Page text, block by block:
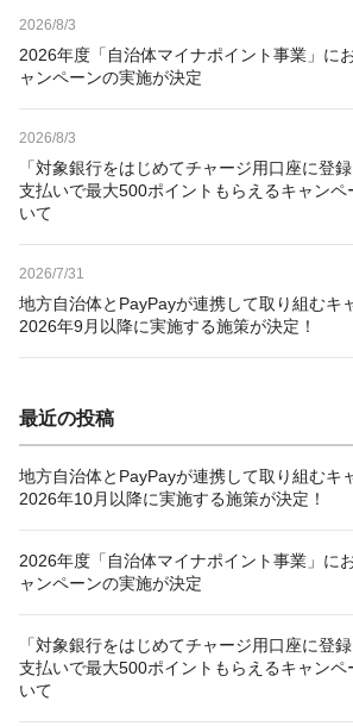
2026/8/3
2026年度「自治体マイナポイント事業」に
ャンペーンの実施が決定
2026/8/3
「対象銀行をはじめてチャージ用口座に登
支払いで最大500ポイントもらえるキャンペ
いて
2026/7/31
地方自治体とPayPayが連携して取り組むキ
2026年9月以降に実施する施策が決定！
最近の投稿
地方自治体とPayPayが連携して取り組むキ
2026年10月以降に実施する施策が決定！
2026年度「自治体マイナポイント事業」に
ャンペーンの実施が決定
「対象銀行をはじめてチャージ用口座に登
支払いで最大500ポイントもらえるキャンペ
いて